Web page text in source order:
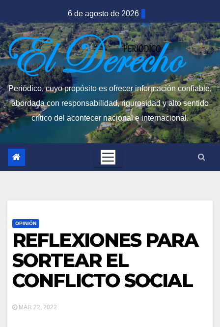
al
contenido
6 de agosto de 2026
Periódico, cuyo propósito es ofrecer información confiable,
abordada con responsabilidad, rigurosidad y alto sentido
crítico del acontecer nacional e internacional.
OPINIÓN
REFLEXIONES PARA
SORTEAR EL
CONFLICTO SOCIAL
MAR 22, 2022